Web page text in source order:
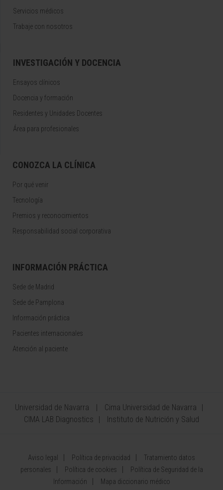
Servicios médicos
Trabaje con nosotros
INVESTIGACIÓN Y DOCENCIA
Ensayos clínicos
Docencia y formación
Residentes y Unidades Docentes
Área para profesionales
CONOZCA LA CLÍNICA
Por qué venir
Tecnología
Premios y reconocimientos
Responsabilidad social corporativa
INFORMACIÓN PRÁCTICA
Sede de Madrid
Sede de Pamplona
Información práctica
Pacientes internacionales
Atención al paciente
Universidad de Navarra
Cima Universidad de Navarra
CIMA LAB Diagnostics
Instituto de Nutrición y Salud
Aviso legal Política de privacidad
Tratamiento datos
personales
Política de cookies
Política de Seguridad de la
Información
Mapa diccionario médico